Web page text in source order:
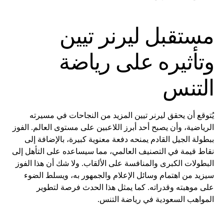
مستقبل ليرنر تيين
وتأثيره على رياضة
التنس
يُتوقع أن يحقق ليرنر تيين المزيد من النجاحات في مسيرته
الرياضية، وأن يصبح أحد أبرز اللاعبين على مستوى العالم. الفوز
ببطولة الجيل القادم يمنحه دفعة معنوية كبيرة، بالإضافة إلى
نقاط قيمة في التصنيف العالمي، مما سيساعده على التأهل إلى
البطولات الكبرى والمنافسة على الألقاب. ولا شك أن هذا الفوز
سيزيد من اهتمام وسائل الإعلام والجمهور به، ويسلط الضوء
على موهبته وقدراته. كما يمثل هذا الحدث فرصة لتطوير
المواهب السعودية في رياضة التنس.